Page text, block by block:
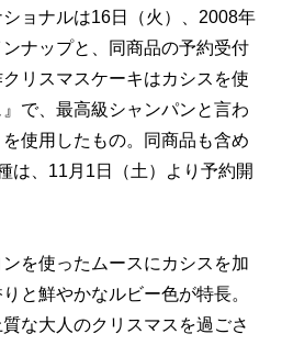
ョナルは16日（火）、2008年
ナップと、同商品の予約受付
リスマスケーキはカシスを使
で、最高級シャンパンと言わ
使用したもの。同商品も含め
は、11月1日（土）より予約開
を使ったムースにカシスを加
と鮮やかなルビー色が特長。
な大人のクリスマスを過ごさ